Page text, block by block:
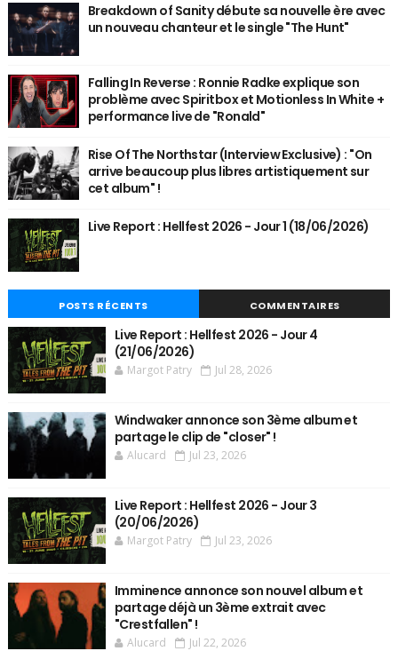
Breakdown of Sanity débute sa nouvelle ère avec
un nouveau chanteur et le single "The Hunt"
Falling In Reverse : Ronnie Radke explique son
problème avec Spiritbox et Motionless In White +
performance live de "Ronald"
Rise Of The Northstar (Interview Exclusive) : "On
arrive beaucoup plus libres artistiquement sur
cet album" !
Live Report : Hellfest 2026 - Jour 1 (18/06/2026)
POSTS RÉCENTS COMMENTAIRES
Live Report : Hellfest 2026 - Jour 4
(21/06/2026)
Margot Patry Jul 28, 2026
Windwaker annonce son 3ème album et
partage le clip de "closer" !
Alucard Jul 23, 2026
Live Report : Hellfest 2026 - Jour 3
(20/06/2026)
Margot Patry Jul 23, 2026
Imminence annonce son nouvel album et
partage déjà un 3ème extrait avec
"Crestfallen" !
Alucard Jul 22, 2026